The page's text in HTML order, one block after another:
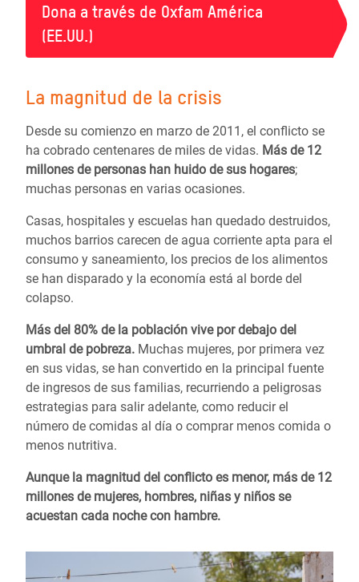
Dona a través de Oxfam América
(EE.UU.)
La magnitud de la crisis
Desde su comienzo en marzo de 2011, el conflicto se
ha cobrado centenares de miles de vidas. Más de 12
millones de personas han huido de sus hogares;
muchas personas en varias ocasiones.
Casas, hospitales y escuelas han quedado destruidos,
muchos barrios carecen de agua corriente apta para el
consumo y saneamiento, los precios de los alimentos
se han disparado y la economía está al borde del
colapso.
Más del 80% de la población vive por debajo del
umbral de pobreza. Muchas mujeres, por primera vez
en sus vidas, se han convertido en la principal fuente
de ingresos de sus familias, recurriendo a peligrosas
estrategias para salir adelante, como reducir el
número de comidas al día o comprar menos comida o
menos nutritiva.
Aunque la magnitud del conflicto es menor, más de 12
millones de mujeres, hombres, niñas y niños se
acuestan cada noche con hambre.